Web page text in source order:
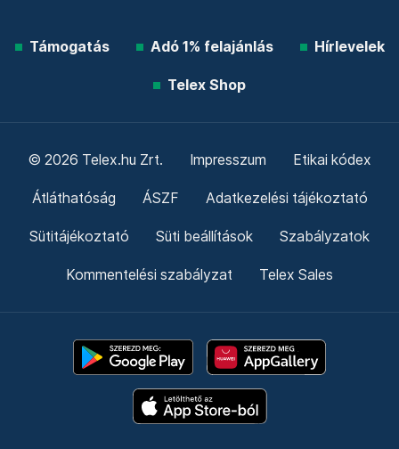
Támogatás Adó 1% felajánlás Hírlevelek
Telex Shop
© 2026 Telex.hu Zrt. Impresszum Etikai kódex
Átláthatóság ÁSZF Adatkezelési tájékoztató
Sütitájékoztató Süti beállítások Szabályzatok
Kommentelési szabályzat Telex Sales